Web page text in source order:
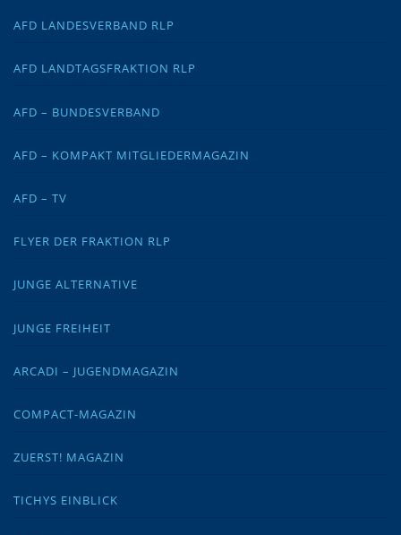
AFD LANDESVERBAND RLP
AFD LANDTAGSFRAKTION RLP
AFD – BUNDESVERBAND
AFD – KOMPAKT MITGLIEDERMAGAZIN
AFD – TV
FLYER DER FRAKTION RLP
JUNGE ALTERNATIVE
JUNGE FREIHEIT
ARCADI – JUGENDMAGAZIN
COMPACT-MAGAZIN
ZUERST! MAGAZIN
TICHYS EINBLICK